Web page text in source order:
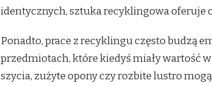
identycznych, sztuka recyklingowa oferuje
Ponadto, prace z recyklingu często budzą
przedmiotach, które kiedyś miały wartość
szycia, zużyte opony czy rozbite lustro